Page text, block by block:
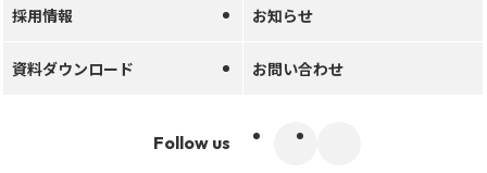
採用情報 お知らせ
資料ダウンロード お問い合わせ
Follow us